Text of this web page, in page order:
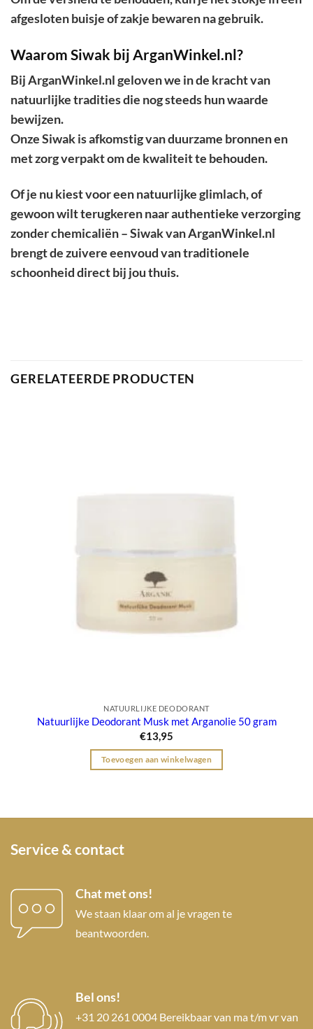
afgesloten buisje of zakje bewaren na gebruik.
Waarom Siwak bij ArganWinkel.nl?
Bij ArganWinkel.nl geloven we in de kracht van
natuurlijke tradities die nog steeds hun waarde
bewijzen.
Onze Siwak is afkomstig van duurzame bronnen en
met zorg verpakt om de kwaliteit te behouden.
Of je nu kiest voor een natuurlijke glimlach, of
gewoon wilt terugkeren naar authentieke verzorging
zonder chemicaliën – Siwak van ArganWinkel.nl
brengt de zuivere eenvoud van traditionele
schoonheid direct bij jou thuis.
GERELATEERDE PRODUCTEN
NATUURLIJKE DEODORANT
Natuurlijke Deodorant Musk met Arganolie 50 gram
€13,95
Toevoegen aan winkelwagen
Service & contact
Chat met ons!
We staan klaar om al je vragen te
beantwoorden.
Bel ons!
+31 20 261 0004 Bereikbaar van ma t/m vr van